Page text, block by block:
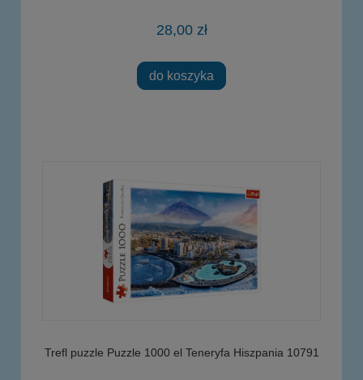
28,00 zł
do koszyka
Trefl puzzle Puzzle 1000 el Teneryfa Hiszpania 10791